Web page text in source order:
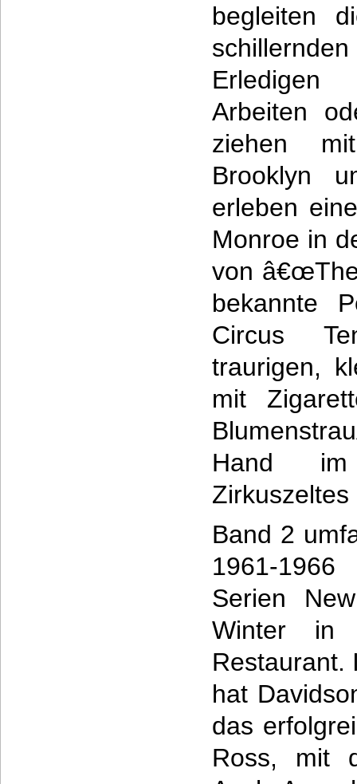
begleiten
Arbeiten
ziehen
Brooklyn
erleben
Monroe in
von
bekannte
Circus
traurigen,
mit
Hand im
Band 2
1961-
Serien
Winter in
Restaurant.
hat
das
Ross, mit